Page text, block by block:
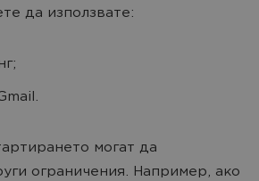
да използвате:
могат да
ограничения. Например, ако